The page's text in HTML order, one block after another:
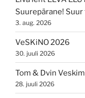
Suurepärane! Suur
3. aug. 2026
VeSKiNO 2026
30. juuli 2026
Tom & Dvin
28. juuli 2026